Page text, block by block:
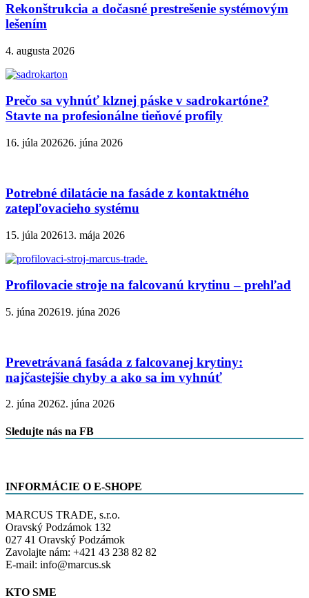
Rekonštrukcia a dočasné prestrešenie systémovým
lešením
4. augusta 2026
Prečo sa vyhnúť klznej páske v sadrokartóne?
Stavte na profesionálne tieňové profily
16. júla 202626. júna 2026
Potrebné dilatácie na fasáde z kontaktného
zatepľovacieho systému
15. júla 202613. mája 2026
Profilovacie stroje na falcovanú krytinu – prehľad
5. júna 202619. júna 2026
Prevetrávaná fasáda z falcovanej krytiny:
najčastejšie chyby a ako sa im vyhnúť
2. júna 20262. júna 2026
Sledujte nás na FB
INFORMÁCIE O E-SHOPE
MARCUS TRADE, s.r.o.
Oravský Podzámok 132
027 41 Oravský Podzámok
Zavolajte nám: +421 43 238 82 82
E-mail: info@marcus.sk
KTO SME